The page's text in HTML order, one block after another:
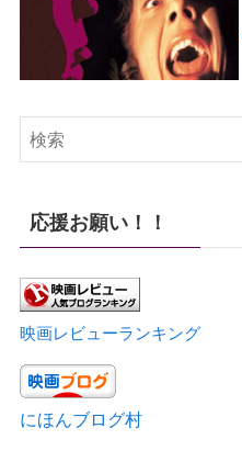
応援お願い！！
映画レビューランキング
にほんブログ村